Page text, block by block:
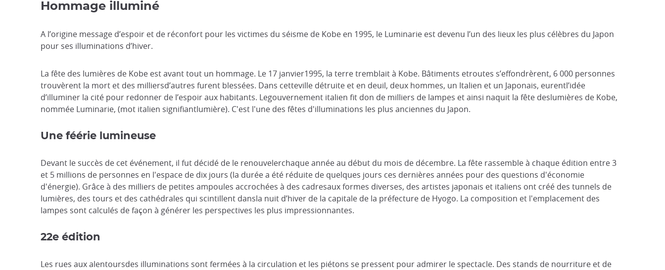
Hommage illuminé
A l’origine message d’espoir et de réconfort pour les victimes du séisme de Kobe en 1995, le Luminarie est devenu l’un des lieux les plus célèbres du Japon
pour ses illuminations d’hiver.
La fête des lumières de Kobe est avant tout un hommage. Le 17 janvier1995, la terre tremblait à Kobe. Bâtiments etroutes s’effondrèrent, 6 000 personnes
trouvèrent la mort et des milliersd’autres furent blessées. Dans cetteville détruite et en deuil, deux hommes, un Italien et un Japonais, eurentl’idée
d’illuminer la cité pour redonner de l’espoir aux habitants. Legouvernement italien fit don de milliers de lampes et ainsi naquit la fête deslumières de Kobe,
nommée Luminarie, (mot italien signifiantlumière). C'est l'une des fêtes d'illuminations les plus anciennes du Japon.
Une féérie lumineuse
Devant le succès de cet événement, il fut décidé de le renouvelerchaque année au début du mois de décembre. La fête rassemble à chaque édition entre 3
et 5 millions de personnes en l'espace de dix jours (la durée a été réduite de quelques jours ces dernières années pour des questions d'économie
d'énergie). Grâce à des milliers de petites ampoules accrochées à des cadresaux formes diverses, des artistes japonais et italiens ont créé des tunnels de
lumières, des tours et des cathédrales qui scintillent dansla nuit d’hiver de la capitale de la préfecture de Hyogo. La composition et l'emplacement des
lampes sont calculés de façon à générer les perspectives les plus impressionnantes.
22e édition
Les rues aux alentoursdes illuminations sont fermées à la circulation et les piétons se pressent pour admirer le spectacle. Des stands de nourriture et de